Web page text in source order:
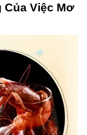
Của Việc Mơ